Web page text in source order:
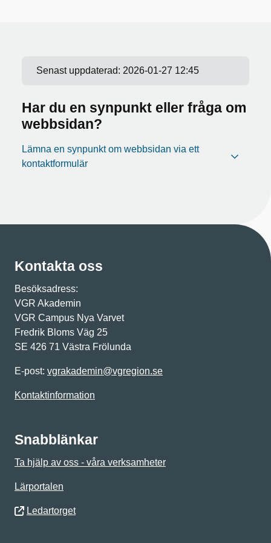
Senast uppdaterad: 2026-01-27 12:45
Har du en synpunkt eller fråga om
webbsidan?
Lämna en synpunkt om webbsidan via ett
kontaktformulär
Kontakta oss
Besöksadress:
VGR Akademin
VGR Campus Nya Varvet
Fredrik Bloms Väg 25
SE 426 71 Västra Frölunda
E-post: vgrakademin@vgregion.se
Kontaktinformation
Snabblänkar
Ta hjälp av oss - våra verksamheter
Lärportalen
Ledartorget